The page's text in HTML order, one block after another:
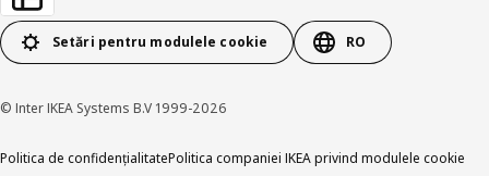
Setări pentru modulele cookie RO
© Inter IKEA Systems B.V 1999-2026
Politica de confidențialitatePolitica companiei IKEA privind modulele cookie